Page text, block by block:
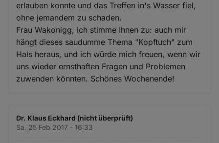
erlauben konnte und das Treffen in's Wasser fiel,
ohne jemandem zu schaden.
Frau Wakonigg, ich stimme Ihnen zu: auch mir
hängt dieses saudumme Thema "Kopftuch" zum
Hals heraus, und ich würde mich freuen, wenn wir
uns wieder ernsthaften Fragen und Problemen
zuwenden könnten. Schönes Wochenende!
Dr. Klaus Eckhard (nicht überprüft)
Sa. 25 Feb 2017 - 16:33